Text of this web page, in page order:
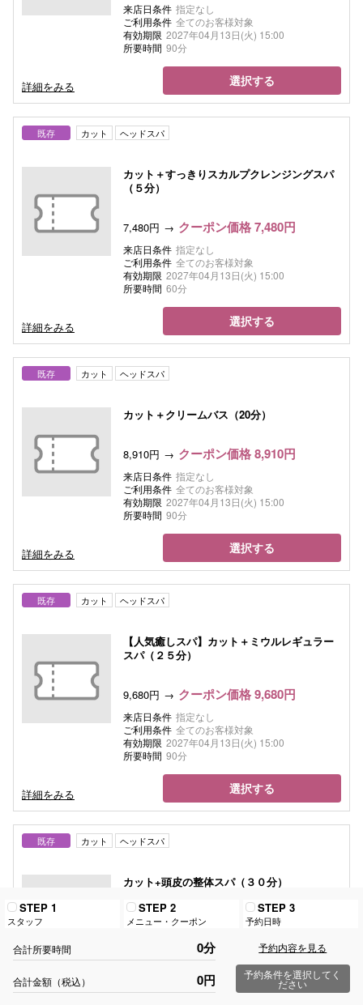
来店日条件 指定なし
ご利用条件 全てのお客様対象
有効期限 2027年04月13日(火) 15:00
所要時間 90分
詳細をみる 選択する
既存 カット ヘッドスパ
カット＋すっきりスカルプクレンジングスパ
（５分）
7,480円 クーポン価格 7,480円
来店日条件 指定なし
ご利用条件 全てのお客様対象
有効期限 2027年04月13日(火) 15:00
所要時間 60分
詳細をみる 選択する
既存 カット ヘッドスパ
カット＋クリームバス（20分）
8,910円 クーポン価格 8,910円
来店日条件 指定なし
ご利用条件 全てのお客様対象
有効期限 2027年04月13日(火) 15:00
所要時間 90分
詳細をみる 選択する
既存 カット ヘッドスパ
【人気癒しスパ】カット＋ミウルレギュラー
スパ（２５分）
9,680円 クーポン価格 9,680円
来店日条件 指定なし
ご利用条件 全てのお客様対象
有効期限 2027年04月13日(火) 15:00
所要時間 90分
詳細をみる 選択する
既存 カット ヘッドスパ
カット+頭皮の整体スパ（３０分）
10,560円 クーポン価格 10,560円
指定なし
全てのお客様対象
2027年04月13日(火) 15:00
STEP 1
スタッフ
STEP 2
メニュー・クーポン
STEP 3
予約日時
合計所要時間 0分
合計金額（税込） 0円
予約内容を見る
予約条件を選択してく
ださい